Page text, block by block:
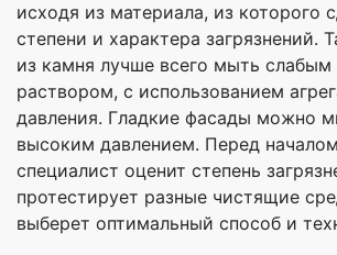
исходя из материала, из которого
степени и характера загрязнений.
из камня лучше всего мыть
раствором, с использованием
давления. Гладкие фасады можно
высоким давлением. Перед
специалист оценит степень
протестирует разные чистящие
выберет оптимальный способ и